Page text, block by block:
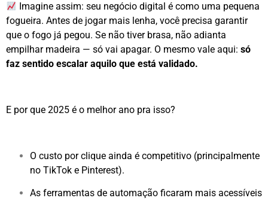
Imagine assim: seu negócio digital é como uma pequena
fogueira. Antes de jogar mais lenha, você precisa garantir
que o fogo já pegou. Se não tiver brasa, não adianta
empilhar madeira — só vai apagar. O mesmo vale aqui: só
faz sentido escalar aquilo que está validado.
E por que 2025 é o melhor ano pra isso?
O custo por clique ainda é competitivo (principalmente
no TikTok e Pinterest).
As ferramentas de automação ficaram mais acessíveis